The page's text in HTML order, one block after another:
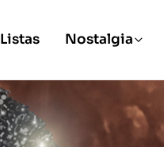
Listas Nostalgia